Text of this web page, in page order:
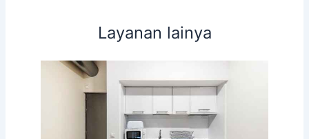
Layanan lainya